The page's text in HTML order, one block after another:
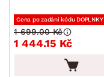
Cena po zadání kódu DOPLNKY
1 444.15 Kč
1 699.00 Kč